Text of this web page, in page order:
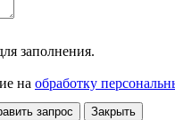
заполнения.
на обработку